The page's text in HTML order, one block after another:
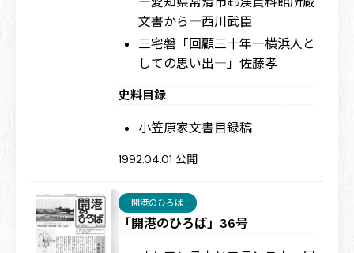
文書から―西川武臣
三宅磐「回顧三十年―横浜人と
しての思い出―」 佐藤孝
史料目録
小笠原家文書目録稿
1992.04.01 公開
「開港のひろば」36号
開港のひろば